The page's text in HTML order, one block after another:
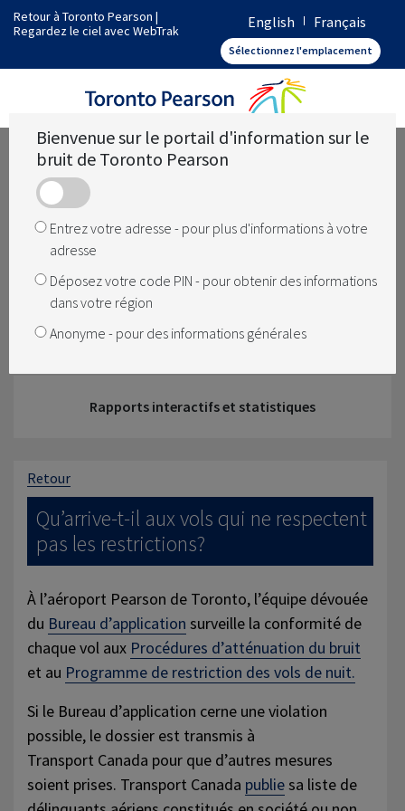
Retour à Toronto Pearson |
Regardez le ciel avec WebTrak
English Français
Sélectionnez l'emplacement
Bienvenue sur le portail d'information sur le
bruit de Toronto Pearson
Entrez votre adresse - pour plus d'informations à votre
adresse
Déposez votre code PIN - pour obtenir des informations
dans votre région
Anonyme - pour des informations générales
Comment fonctionne Toronto Pearson
L'aéroport ferme-t-il la nuit
Rapports interactifs et statistiques
Retour
Qu’arrive-t-il aux vols qui ne respectent
pas les restrictions?
À l’aéroport Pearson de Toronto, l’équipe dévouée
du Bureau d’application surveille la conformité de
chaque vol aux Procédures d’atténuation du bruit
et au Programme de restriction des vols de nuit.
Si le Bureau d’application cerne une violation
possible, le dossier est transmis à
Transport Canada pour que d’autres mesures
soient prises. Transport Canada publiesa liste de